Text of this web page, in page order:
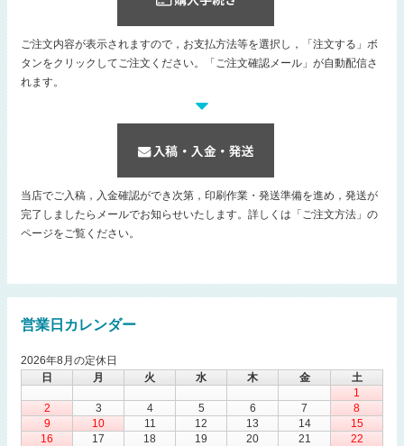
ご注文内容が表示されますので，お支払方法等を選択し，「注文する」ボ
タンをクリックしてご注文ください。「ご注文確認メール」が自動配信さ
れます。
当店でご入稿，入金確認ができ次第，印刷作業・発送準備を進め，発送が
完了しましたらメールでお知らせいたします。詳しくは「ご注文方法」の
ページをご覧ください。
営業日カレンダー
2026年8月の定休日
日
月 火 水 木 金
土
1
2
3 4 5 6 7
8
9
10 11 12 13 14
15
16
17 18 19 20 21
22